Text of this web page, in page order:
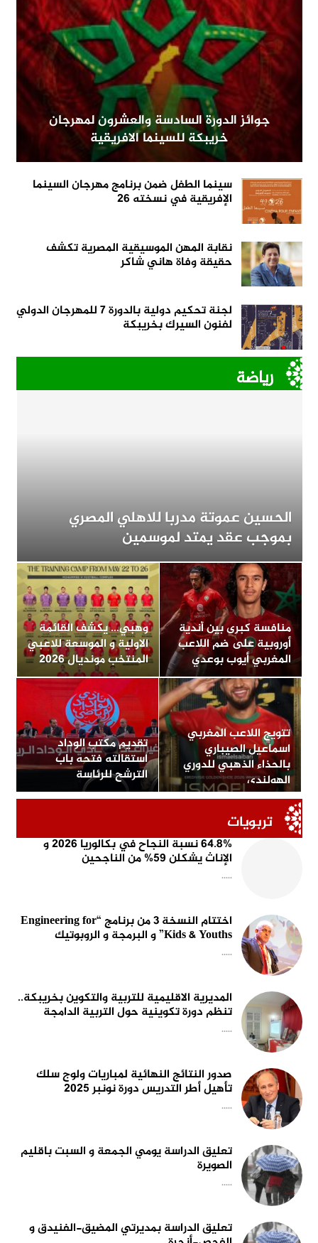
جوائز الدورة السادسة والعشرون لمهرجان
خريبكة للسينما الافريقية
سينما الطفل ضمن برنامج مهرجان السينما
الإفريقية في نسخته 26
نقابة المهن الموسيقية المصرية تكشف
حقيقة وفاة هاني شاكر
لجنة تحكيم دولية بالدورة 7 للمهرجان الدولي
لفنون السيرك بخريبكة
رياضة
الحسين عموتة مدربا للاهلي المصري
بموجب عقد يمتد لموسمين
منافسة كبرى بين أندية
أوروبية على ضم اللاعب
المغربي أيوب بوعدي
وهبي… يكشف القائمة
الاولية و الموسعة للاعبي
المنتخب مونديال 2026
تتويج اللاعب المغربي
اسماعيل الصيباري
بالحذاء الذهبي للدوري
الهولندي
تقديم مكتب الوداد
استقالته فتحه باب
الترشح للرئاسة
تربويات
64.8% نسبة النجاح في بكالوريا 2026 و
الإناث يشكلن 59% من الناجحين
.....
اختتام النسخة 3 من برنامج “Engineering for
Kids & Youths” و البرمجة و الروبوتيك
.....
المديرية الاقليمية للتربية والتكوين بخريبكة..
تنظم دورة تكوينية حول التربية الدامجة
.....
صدور النتائج النهائية لمباريات ولوج سلك
تأهيل أطر التدريس دورة نونبر 2025
.....
تعليق الدراسة يومي الجمعة و السبت باقليم
الصويرة
.....
تعليق الدراسة بمديرتي المضيق-الفنيدق و